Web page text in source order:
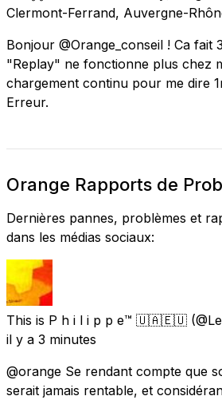
Clermont-Ferrand, Auvergne-
Bonjour @Orange_conseil ! Ca fait
"Replay" ne fonctionne plus chez
chargement continu pour me dire
Erreur.
Orange Rapports de
Dernières pannes, problèmes et
dans les médias sociaux:
This is P h i l i p p e™️ 🇺🇦🇪🇺
il y a 3 minutes
@orange Se rendant compte que
serait jamais rentable, et